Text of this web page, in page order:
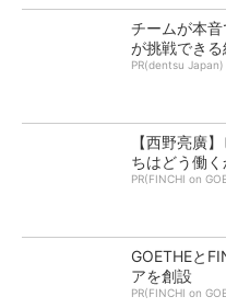
チームが本
が挑戦でき
PR(dentsu Japan)
【西野亮廣
ちはどう働く
PR(FINCHI on
GOETHEと
アを創設
PR(FINCHI on